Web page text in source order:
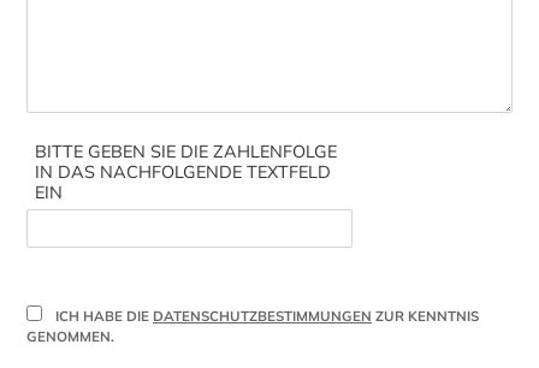
BITTE GEBEN SIE DIE ZAHLENFOLGE
IN DAS NACHFOLGENDE TEXTFELD
EIN
ICH HABE DIE DATENSCHUTZBESTIMMUNGEN ZUR KENNTNIS
GENOMMEN.